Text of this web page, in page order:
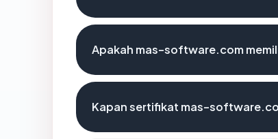
Apakah mas-software.com
Kapan sertifikat mas-